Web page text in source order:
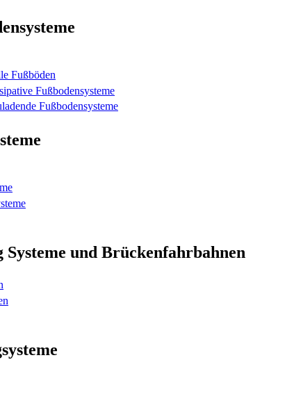
Fußböden
Fußbodensysteme
Fußbodensysteme
Systeme und Brückenfahrbahnen